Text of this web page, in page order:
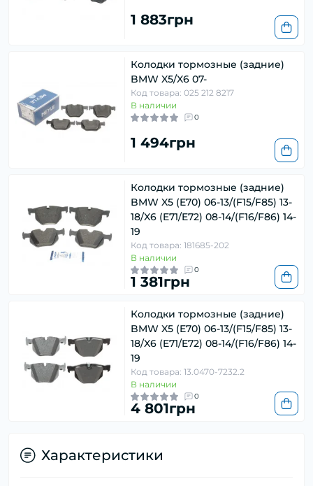
1 883грн
Колодки тормозные (задние)
BMW X5/X6 07-
Код товара: 025 212 8217
В наличии
0
1 494грн
Колодки тормозные (задние)
BMW X5 (E70) 06-13/(F15/F85) 13-
18/X6 (E71/E72) 08-14/(F16/F86) 14-
19
Код товара: 181685-202
В наличии
0
1 381грн
Колодки тормозные (задние)
BMW X5 (E70) 06-13/(F15/F85) 13-
18/X6 (E71/E72) 08-14/(F16/F86) 14-
19
Код товара: 13.0470-7232.2
В наличии
0
4 801грн
Характеристики